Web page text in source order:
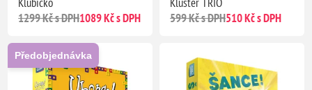
1299 Kč s DPH1089 Kč s DPH
599 Kč s DPH510 Kč s DPH
Předobjednávka